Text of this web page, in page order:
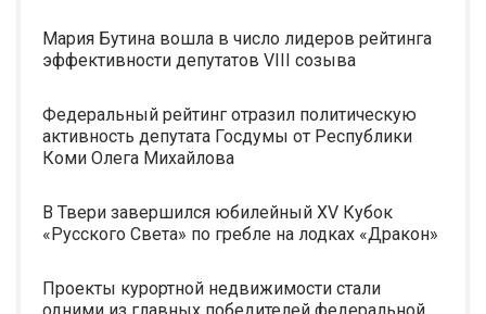
Мария Бутина вошла в число лидеров рейтинга
эффективности депутатов VIII созыва
Федеральный рейтинг отразил политическую
активность депутата Госдумы от Республики
Коми Олега Михайлова
В Твери завершился юбилейный XV Кубок
«Русского Света» по гребле на лодках «Дракон»
Проекты курортной недвижимости стали